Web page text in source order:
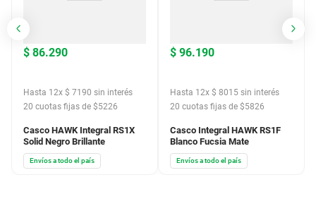
$ 86.290
Hasta 12x $ 7190 sin interés
20 cuotas fijas de $5226
Casco HAWK Integral RS1X
Solid Negro Brillante
Envíos a todo el país
$ 96.190
Hasta 12x $ 8015 sin interés
20 cuotas fijas de $5826
Casco Integral HAWK RS1F
Blanco Fucsia Mate
Envíos a todo el país